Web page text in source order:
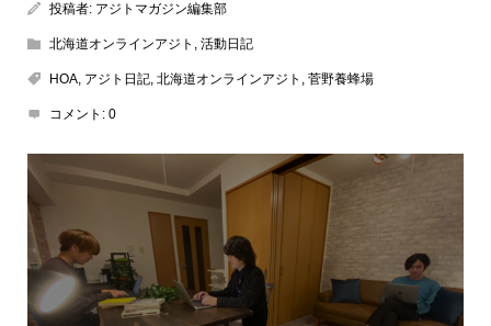
投稿者: アジトマガジン編集部
北海道オンラインアジト , 活動日記
HOA, アジト日記, 北海道オンラインアジト , 菅野養蜂場
コメント: 0